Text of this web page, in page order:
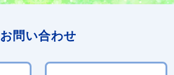
お問い合わせ